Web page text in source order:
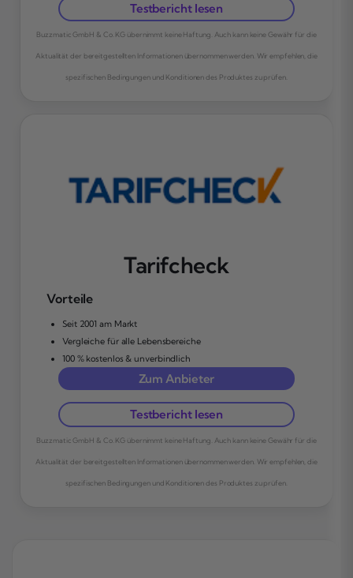
Testbericht lesen
Buzzmatic GmbH & Co. KG übernimmt keine Haftung. Auch kann keine Gewähr für die
Aktualität der bereitgestellten Informationen übernommen werden. Wir empfehlen, die
spezifischen Bedingungen und Konditionen des Produktes zu prüfen.
Tarifcheck
Vorteile
Seit 2001 am Markt
Vergleiche für alle Lebensbereiche
100 % kostenlos & unverbindlich
Zum Anbieter
Testbericht lesen
Buzzmatic GmbH & Co. KG übernimmt keine Haftung. Auch kann keine Gewähr für die
Aktualität der bereitgestellten Informationen übernommen werden. Wir empfehlen, die
spezifischen Bedingungen und Konditionen des Produktes zu prüfen.